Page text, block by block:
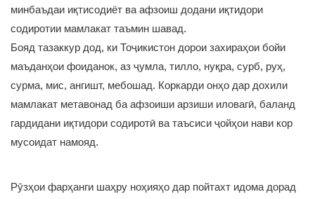
минбаъдаи иқтисодиёт ва афзоиш додани иқтидори
содиротии мамлакат таъмин шавад.
Бояд тазаккур дод, ки Тоҷикистон дорои захираҳои бойи
маъданҳои фоиданок, аз ҷумла, тилло, нуқра, сурб, руҳ,
сурма, мис, ангишт, мебошад. Коркарди онҳо дар дохили
мамлакат метавонад ба афзоиши арзиши иловагӣ, баланд
гардидани иқтидори содиротӣ ва таъсиси ҷойҳои нави кор
мусоидат намояд.
Рӯзҳои фарҳанги шаҳру ноҳияҳо дар пойтахт идома дорад